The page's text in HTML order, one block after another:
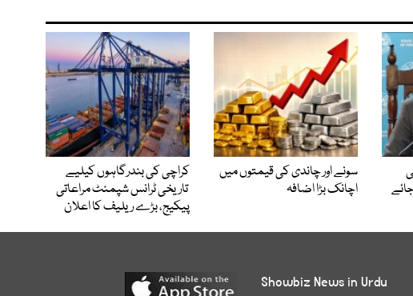
سونے اور چاندی کی قیمتوں میں
اچانک بڑا اضافہ
کراچی کی بندرگاہوں کیلیے
تاریخی ٹرانس شپمنٹ مراعاتی
پیکیج، بڑے ریلیف کا اعلان
Showbiz News in Urdu